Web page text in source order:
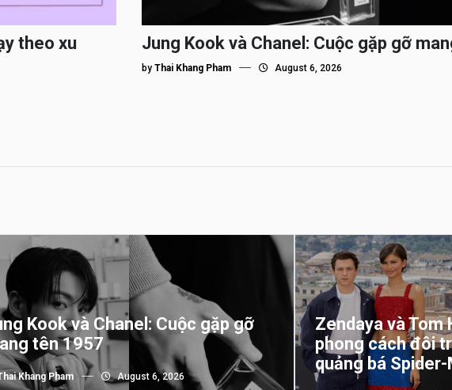
theo xu
Jung Kook và Chanel: Cuộc gặp gỡ
by Thai Khang Pham August 6, 2026
Kook và Chanel: Cuộc gặp gỡ
tên 1957
Khang Pham August 6, 2026
Zendaya và Tom
phong cách đôi
quảng bá